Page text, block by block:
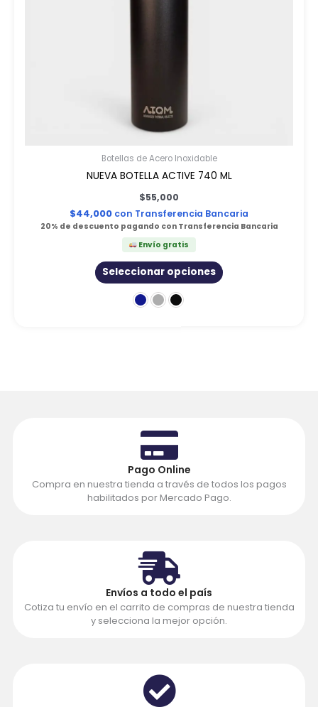
Botellas de Acero Inoxidable
NUEVA BOTELLA ACTIVE 740 ML
$55,000
$44,000 con Transferencia Bancaria
20% de descuento pagando con Transferencia Bancaria
Envío gratis
Seleccionar opciones
Pago Online
Compra en nuestra tienda a través de todos los pagos
habilitados por Mercado Pago.
Envíos a todo el país
Cotiza tu envío en el carrito de compras de nuestra tienda
y selecciona la mejor opción.